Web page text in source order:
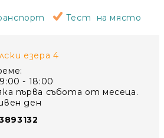
Тест на място
езера 4
- 18:00
първа събота от месеца.
ден